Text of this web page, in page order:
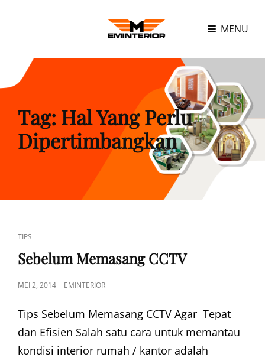
MENU
Tag: Hal Yang Perlu
Dipertimbangkan
CAT
LINKS
TIPS
Sebelum Memasang CCTV
POSTED
MEI 2, 2014 EMINTERIOR
Tips Sebelum Memasang CCTV Agar Tepat
dan Efisien Salah satu cara untuk memantau
kondisi interior rumah / kantor adalah